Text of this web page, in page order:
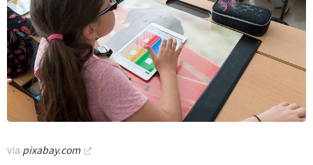
via pixabay.com